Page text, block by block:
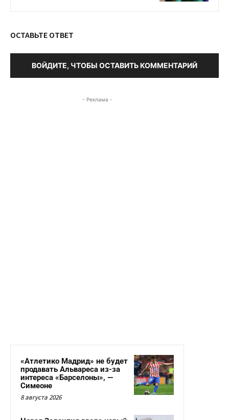
ОСТАВЬТЕ ОТВЕТ
ВОЙДИТЕ, ЧТОБЫ ОСТАВИТЬ КОММЕНТАРИЙ
- Реклама -
«Атлетико Мадрид» не будет
продавать Альвареса из-за
интереса «Барселоны», —
Симеоне
8 августа 2026